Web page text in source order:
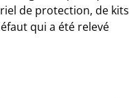
de protection, de kits
qui a été relevé